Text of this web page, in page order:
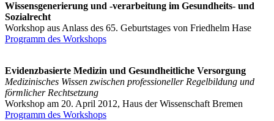
Wissensgenerierung und -verarbeitung im Gesundheits- und
Sozialrecht
Workshop aus Anlass des 65. Geburtstages von Friedhelm Hase
Programm des Workshops
Evidenzbasierte Medizin und Gesundheitliche Versorgung
Medizinisches Wissen zwischen professioneller Regelbildung und
förmlicher Rechtsetzung
Workshop am 20. April 2012, Haus der Wissenschaft Bremen
Programm des Workshops